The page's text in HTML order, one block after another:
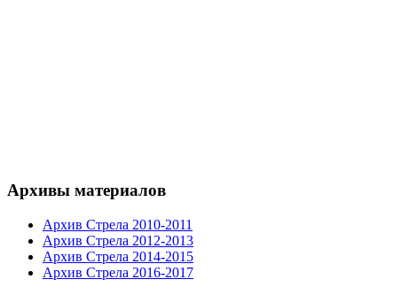
Архивы материалов
Архив Стрела 2010-2011
Архив Стрела 2012-2013
Архив Стрела 2014-2015
Архив Стрела 2016-2017